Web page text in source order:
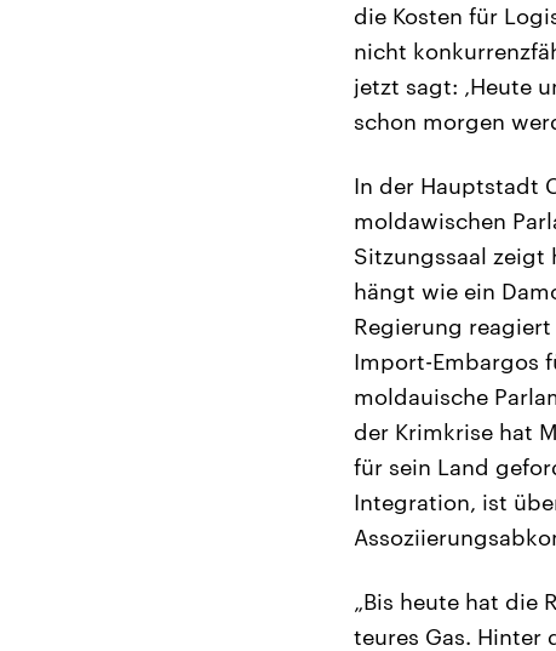
die Kosten für
nicht
jetzt sagt: ‚Heute
schon morgen
In der Hauptstadt
moldawischen
Sitzungssaal zeigt
hängt wie ein
Regierung
Import-Embargos
moldauische
der Krimkrise hat
für sein Land
Integration, ist
„Bis heute hat die
teures Gas. Hinter